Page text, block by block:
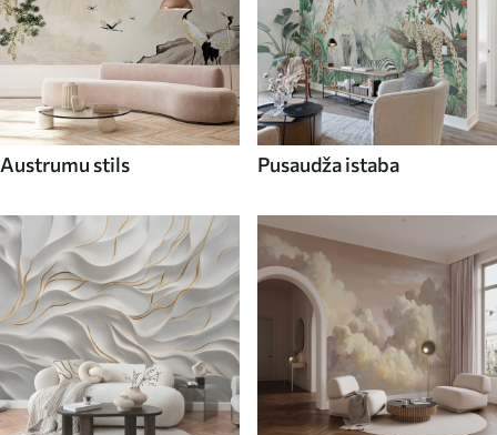
Austrumu stils Pusaudža istaba